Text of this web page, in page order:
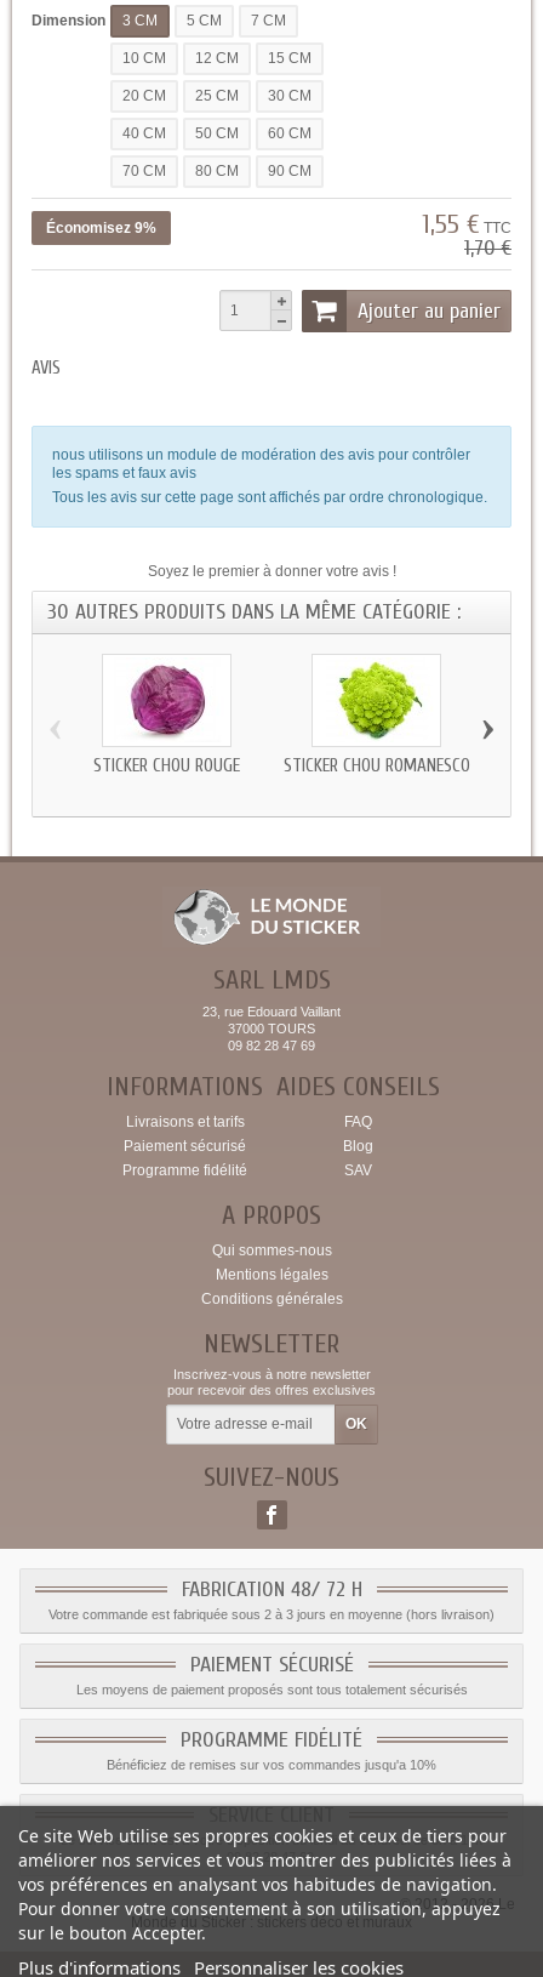
Dimension 3 CM 5 CM 7 CM
10 CM 12 CM 15 CM
20 CM 25 CM 30 CM
40 CM 50 CM 60 CM
70 CM 80 CM 90 CM
Économisez 9% 1,55 € TTC
1,70 €
Ajouter au panier
AVIS
nous utilisons un module de modération des avis pour contrôler
les spams et faux avis
Tous les avis sur cette page sont affichés par ordre chronologique.
Soyez le premier à donner votre avis !
30 AUTRES PRODUITS DANS LA MÊME CATÉGORIE :
STICKER CHOU ROUGE STICKER CHOU ROMANESCO
‹ ›
SARL LMDS
23, rue Edouard Vaillant
37000 TOURS
09 82 28 47 69
INFORMATIONS
Livraisons et tarifs
Paiement sécurisé
Programme fidélité
AIDES CONSEILS
FAQ
Blog
SAV
A PROPOS
Qui sommes-nous
Mentions légales
Conditions générales
NEWSLETTER
Inscrivez-vous à notre newsletter
pour recevoir des offres exclusives
SUIVEZ-NOUS
FABRICATION 48/ 72 H
Votre commande est fabriquée sous 2 à 3 jours en moyenne (hors livraison)
PAIEMENT SÉCURISÉ
Les moyens de paiement proposés sont tous totalement sécurisés
PROGRAMME FIDÉLITÉ
Bénéficiez de remises sur vos commandes jusqu'a 10%
Le service client est a votre disposition du lundi au vendredi de 8h à 17h
09.82.28.47.69.
© 2012 - 2026 Le
Monde du Sticker :
stickers déco et muraux
Ce site Web utilise ses propres cookies et ceux de tiers pour
améliorer nos services et vous montrer des publicités liées à
vos préférences en analysant vos habitudes de navigation.
Pour donner votre consentement à son utilisation, appuyez
sur le bouton Accepter.
Plus d'informations Personnaliser les cookies